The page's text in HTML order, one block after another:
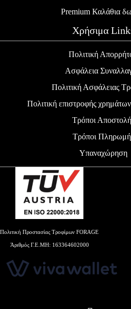
Premium Καλάθια
Χρήσιμα
Πολιτική
Ασφάλεια
Πολιτική Ασφάλειας
Πολιτική επιστροφής
Τρόποι
Τρόποι
Υπαναχώρηση
Πολιτική Προστασίας Τροφίμων FORAGE
Άριθμός Γ.Ε.ΜΗ: 163364602000